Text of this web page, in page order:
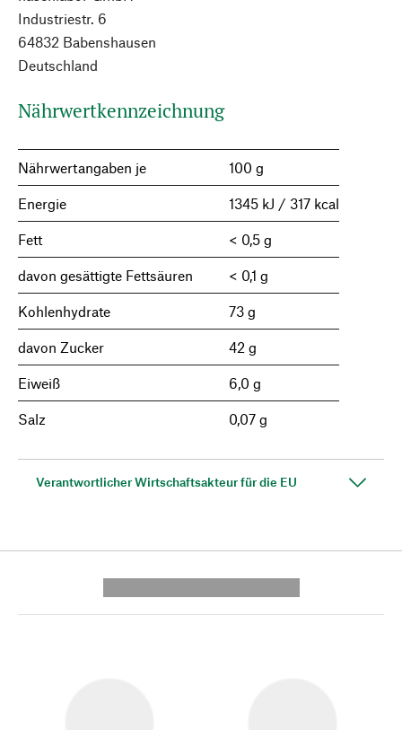
Industriestr. 6
64832 Babenshausen
Deutschland
Nährwertkennzeichnung
Nährwertangaben je 100 g
Energie 1345 kJ / 317 kcal
Fett < 0,5 g
davon gesättigte Fettsäuren < 0,1 g
Kohlenhydrate 73 g
davon Zucker 42 g
Eiweiß 6,0 g
Salz 0,07 g
Verantwortlicher Wirtschaftsakteur für die EU